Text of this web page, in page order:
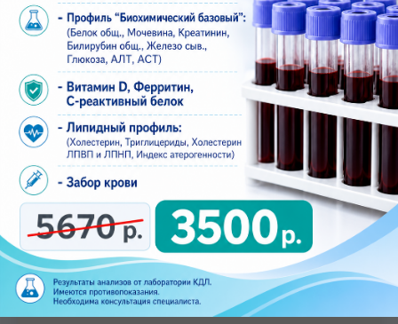
Набережные Челны, 20/09В
(бульвар Цветочный 7/37В)